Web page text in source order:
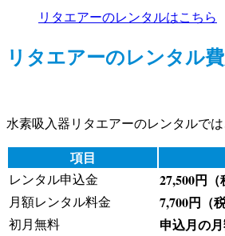
リタエアーのレンタルはこちら
リタエアーのレンタル
水素吸入器リタエアーのレンタルで
項目
レンタル申込金 27,500円（
月額レンタル料金
7,700円（
初月無料
申込月の